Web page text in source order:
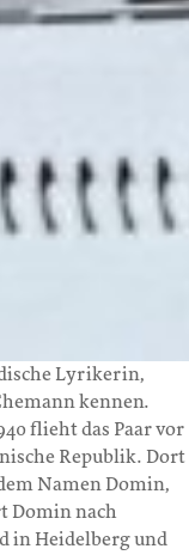
Lyrikerin,
kennen.
flieht das Paar vor
Republik. Dort
Namen Domin,
Domin nach
in Heidelberg und